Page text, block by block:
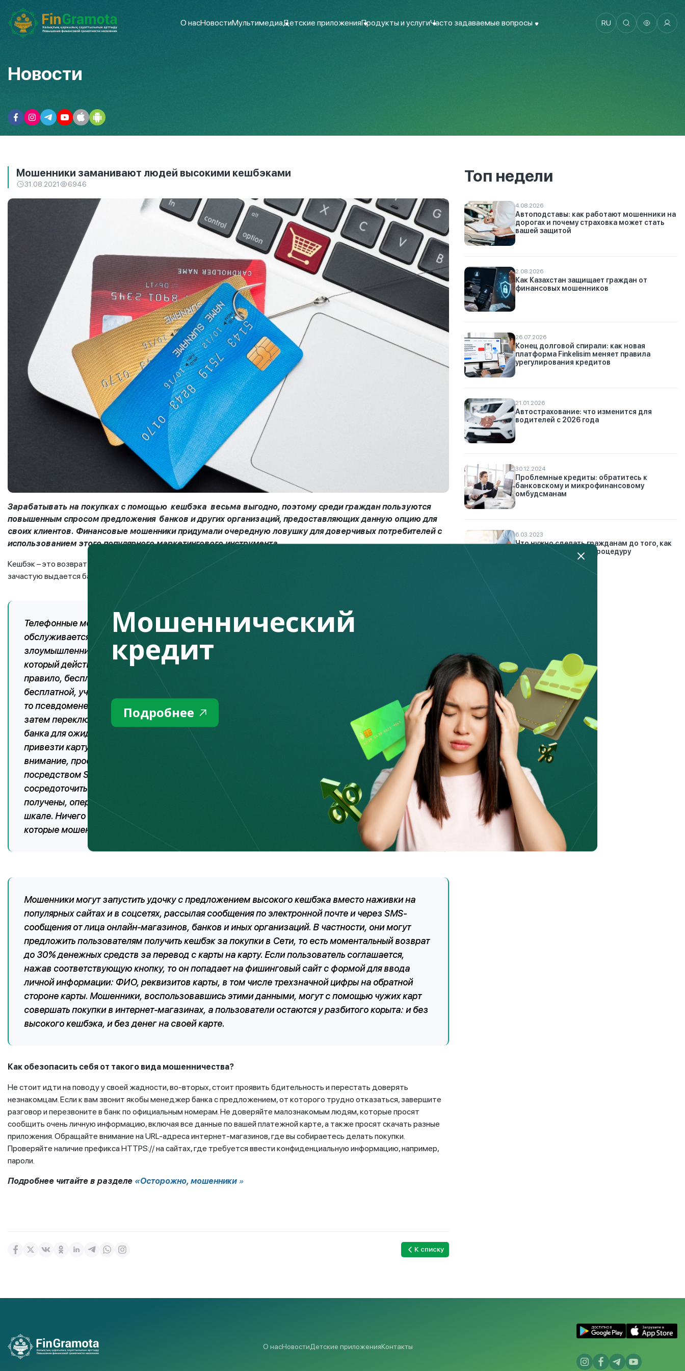
О насНовостиМультимедиаДетские приложенияПродукты и услугиЧасто задаваемые вопросы RU
Новости
Мошенники заманивают людей высокими кешбэками
31.08.2021 6946
Зарабатывать на покупках с помощью кешбэка весьма выгодно, поэтому среди граждан пользуются
повышенным спросом предложения банков и других организаций, предоставляющих данную опцию для
своих клиентов. Финансовые мошенники придумали очередную ловушку для доверчивых потребителей с
использованием этого популярного маркетингового инструмента.
Кешбэк – это возврат части денежных средств, которые были потрачены на покупку товара или услуги, причем он
зачастую выдается баллами или купонами.
Телефонные мошенники звонят к клиенту и, представляясь сотрудником банка, в котором он
обслуживается, предлагают ему воспользоваться их кешбэк-сервисом. К примеру,
злоумышленники предлагают выпустить карту с высоким и гибким кешбэком от 8 до 30%,
который действует на покупки во всех розничных сетях. Обслуживание у такой карты, как
правило, бесплатное, срок выпуска минимальный: от 1 до 3 дней, доставка карты может быть
бесплатной, учитывая усиление карантинных мер. Если клиент отвечает утвердительно,
то псевдоменеджер просит после звукового сигнала оценить его работу от 1 до 10,
затем переключает на операциониста, при этом для пущей убедительности играет мелодия
банка для ожидания на линии. Новый оператор уточняет все детали, когда будет удобно
привезти карту или с какого отделения удобнее ее забрать, перепроверяет данные клиента и,
внимание, просит назвать код для подтверждения выпуска карты, который приходит клиенту
посредством SMS. Оператор просит отвечать на вопросы быстро, не давая клиенту времени
сосредоточиться и тем самым усыпляя его бдительность. После того, как нужные данные
получены, оператор завершает разговор и также просит оценить его работу по 10-тибальной
шкале. Ничего не подозревающий клиент впоследствии недосчитывается денег с карты, снять
которые мошенникам не составляет особого труда.
Мошенники могут запустить удочку с предложением высокого кешбэка вместо наживки на
популярных сайтах и в соцсетях, рассылая сообщения по электронной почте и через SMS-
сообщения от лица онлайн-магазинов, банков и иных организаций. В частности, они могут
предложить пользователям получить кешбэк за покупки в Сети, то есть моментальный возврат
до 30% денежных средств за перевод с карты на карту. Если пользователь соглашается,
нажав соответствующую кнопку, то он попадает на фишинговый сайт с формой для ввода
личной информации: ФИО, реквизитов карты, в том числе трехзначной цифры на обратной
стороне карты. Мошенники, воспользовавшись этими данными, могут с помощью чужих карт
совершать покупки в интернет-магазинах, а пользователи остаются у разбитого корыта: и без
высокого кешбэка, и без денег на своей карте.
Как обезопасить себя от такого вида мошенничества?
Не стоит идти на поводу у своей жадности, во-вторых, стоит проявить бдительность и перестать доверять
незнакомцам. Если к вам звонит якобы менеджер банка с предложением, от которого трудно отказаться, завершите
разговор и перезвоните в банк по официальным номерам. Не доверяйте малознакомым людям, которые просят
сообщить очень личную информацию, включая все данные по вашей платежной карте, а также просят скачать разные
приложения. Обращайте внимание на URL-адреса интернет-магазинов, где вы собираетесь делать покупки.
Проверяйте наличие префикса HTTPS:// на сайтах, где требуется ввести конфиденциальную информацию, например,
пароли.
Подробнее читайте в разделе «Осторожно, мошенники »
К списку
Топ недели
4.08.2026
Автоподставы: как работают мошенники на
дорогах и почему страховка может стать
вашей защитой
2.08.2026
Как Казахстан защищает граждан от
финансовых мошенников
26.07.2026
Конец долговой спирали: как новая
платформа Finkelisim меняет правила
урегулирования кредитов
21.01.2026
Автострахование: что изменится для
водителей с 2026 года
30.12.2024
Проблемные кредиты: обратитесь к
банковскому и микрофинансовому
омбудсманам
6.03.2023
Что нужно сделать гражданам до того, как
подать заявление на процедуру
О насНовостиДетские приложенияКонтакты
Мошеннический
кредит
Подробнее